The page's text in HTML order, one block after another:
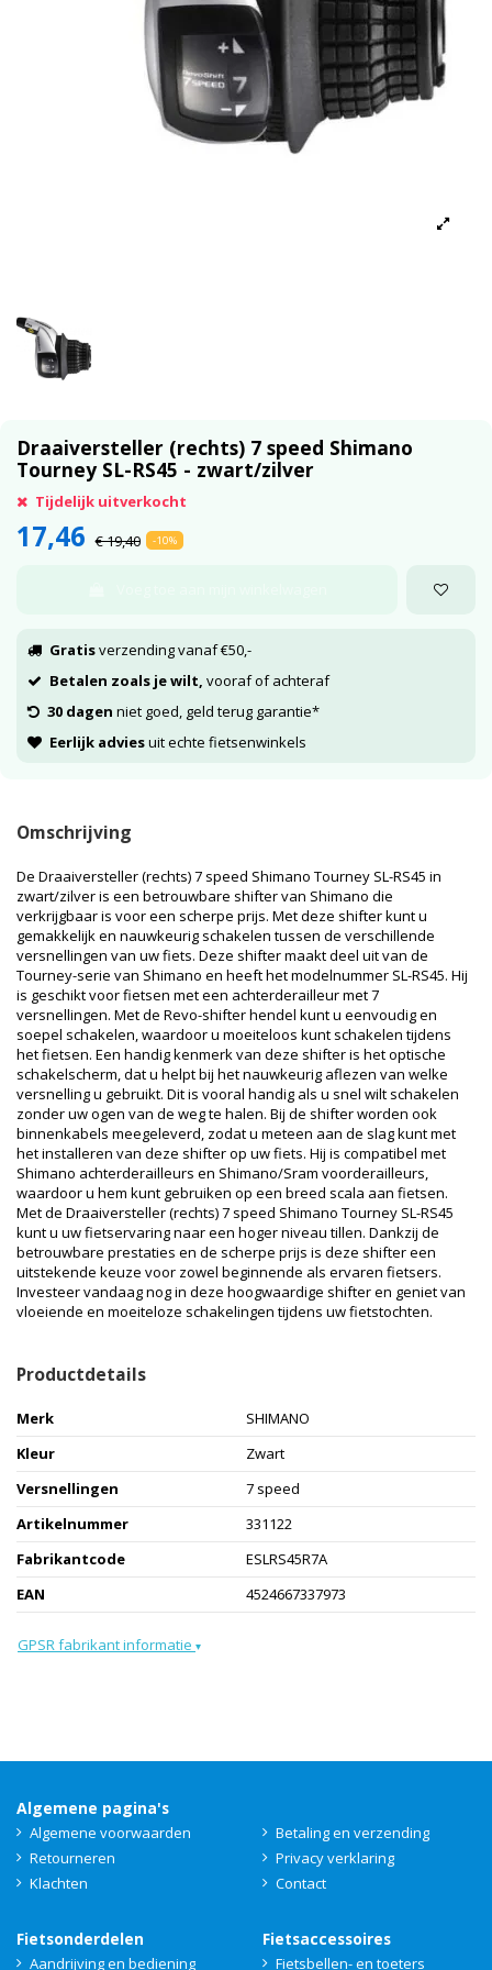
Draaiversteller (rechts) 7 speed Shimano
Tourney SL-RS45 - zwart/zilver
Tijdelijk uitverkocht
17,46 € 19,40 -10%
Gratisverzending vanaf €50,-
Betalen zoals je wilt, vooraf of achteraf
30 dagen niet goed, geld terug garantie*
Eerlijk adviesuit echte fietsenwinkels
Omschrijving
De Draaiversteller (rechts) 7 speed Shimano Tourney SL-RS45 in
zwart/zilver is een betrouwbare shifter van Shimano die
verkrijgbaar is voor een scherpe prijs. Met deze shifter kunt u
gemakkelijk en nauwkeurig schakelen tussen de verschillende
versnellingen van uw fiets. Deze shifter maakt deel uit van de
Tourney-serie van Shimano en heeft het modelnummer SL-RS45. Hij
is geschikt voor fietsen met een achterderailleur met 7
versnellingen. Met de Revo-shifter hendel kunt u eenvoudig en
soepel schakelen, waardoor u moeiteloos kunt schakelen tijdens
het fietsen. Een handig kenmerk van deze shifter is het optische
schakelscherm, dat u helpt bij het nauwkeurig aflezen van welke
versnelling u gebruikt. Dit is vooral handig als u snel wilt schakelen
zonder uw ogen van de weg te halen. Bij de shifter worden ook
binnenkabels meegeleverd, zodat u meteen aan de slag kunt met
het installeren van deze shifter op uw fiets. Hij is compatibel met
Shimano achterderailleurs en Shimano/Sram voorderailleurs,
waardoor u hem kunt gebruiken op een breed scala aan fietsen.
Met de Draaiversteller (rechts) 7 speed Shimano Tourney SL-RS45
kunt u uw fietservaring naar een hoger niveau tillen. Dankzij de
betrouwbare prestaties en de scherpe prijs is deze shifter een
uitstekende keuze voor zowel beginnende als ervaren fietsers.
Investeer vandaag nog in deze hoogwaardige shifter en geniet van
vloeiende en moeiteloze schakelingen tijdens uw fietstochten.
Productdetails
Merk
SHIMANO
Kleur
Zwart
Versnellingen
7 speed
Artikelnummer
331122
Fabrikantcode
ESLRS45R7A
EAN
4524667337973
GPSR fabrikant informatie ▾
Algemene pagina's
Algemene voorwaarden
Betaling en verzending
Retourneren
Privacy verklaring
Klachten
Contact
Fietsonderdelen
Aandrijving en bediening
Fietsaccessoires
Fietsbellen- en toeters